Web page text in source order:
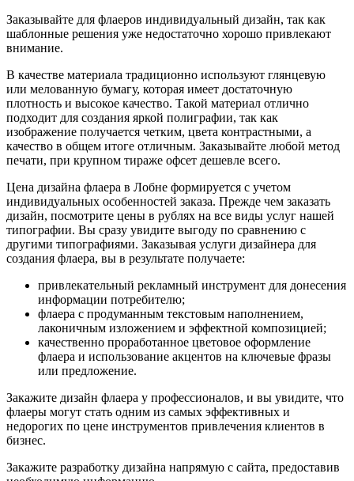
Заказывайте для флаеров индивидуальный дизайн, так как
шаблонные решения уже недостаточно хорошо привлекают
внимание.
В качестве материала традиционно используют глянцевую
или мелованную бумагу, которая имеет достаточную
плотность и высокое качество. Такой материал отлично
подходит для создания яркой полиграфии, так как
изображение получается четким, цвета контрастными, а
качество в общем итоге отличным. Заказывайте любой метод
печати, при крупном тираже офсет дешевле всего.
Цена дизайна флаера в Лобне формируется с учетом
индивидуальных особенностей заказа. Прежде чем заказать
дизайн, посмотрите цены в рублях на все виды услуг нашей
типографии. Вы сразу увидите выгоду по сравнению с
другими типографиями. Заказывая услуги дизайнера для
создания флаера, вы в результате получаете:
привлекательный рекламный инструмент для донесения
информации потребителю;
флаера с продуманным текстовым наполнением,
лаконичным изложением и эффектной композицией;
качественно проработанное цветовое оформление
флаера и использование акцентов на ключевые фразы
или предложение.
Закажите дизайн флаера у профессионалов, и вы увидите, что
флаеры могут стать одним из самых эффективных и
недорогих по цене инструментов привлечения клиентов в
бизнес.
Закажите разработку дизайна напрямую с сайта, предоставив